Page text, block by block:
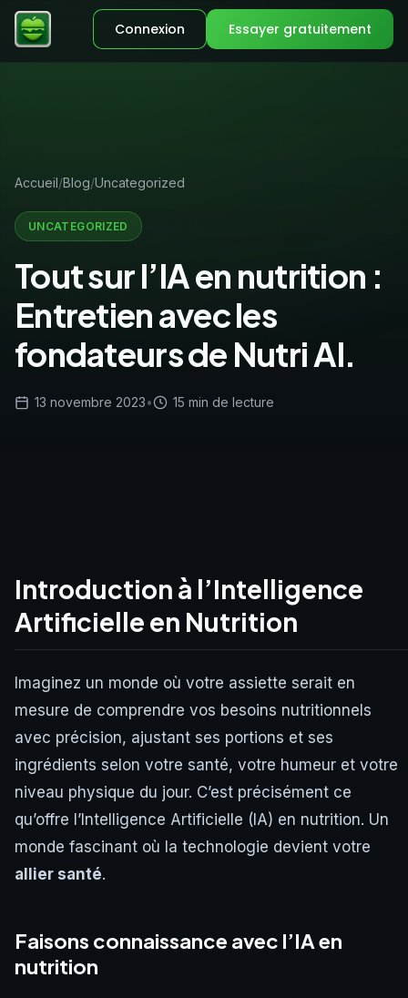
Connexion Essayer gratuitement
Accueil Blog Uncategorized
UNCATEGORIZED
Tout sur l’IA en nutrition :
Entretien avec les
fondateurs de Nutri AI.
13 novembre 2023• 15 min de lecture
Introduction à l’Intelligence
Artificielle en Nutrition
Imaginez un monde où votre assiette serait en
mesure de comprendre vos besoins nutritionnels
avec précision, ajustant ses portions et ses
ingrédients selon votre santé, votre humeur et votre
niveau physique du jour. C’est précisément ce
qu’offre l’Intelligence Artificielle (IA) en nutrition. Un
monde fascinant où la technologie devient votre
allier santé.
Faisons connaissance avec l’IA en
nutrition